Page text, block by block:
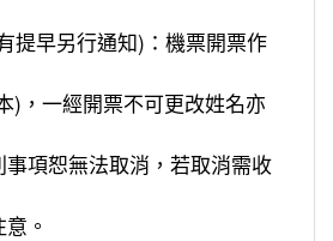
提早另行通知)：機票開票作
)，一經開票不可更改姓名亦
項恕無法取消，若取消需收
。